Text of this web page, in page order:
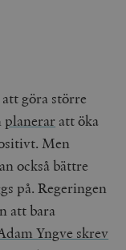
göra större
planerar att öka
Men
också bättre
på. Regeringen
att bara
Yngve skrev